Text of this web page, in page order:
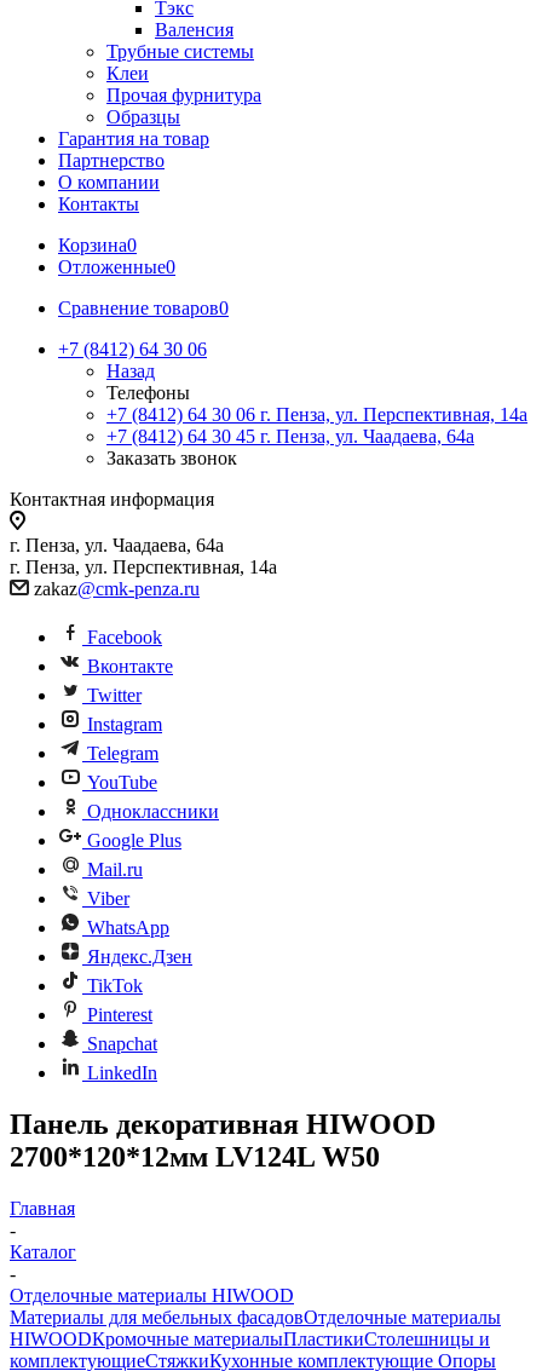
Тэкс
Валенсия
Трубные системы
Клеи
Прочая фурнитура
Образцы
Гарантия на товар
Партнерство
О компании
Контакты
Корзина0
Отложенные0
Сравнение товаров0
+7 (8412) 64 30 06
Назад
Телефоны
+7 (8412) 64 30 06 г. Пенза, ул. Перспективная, 14а
+7 (8412) 64 30 45 г. Пенза, ул. Чаадаева, 64а
Заказать звонок
Контактная информация
г. Пенза, ул. Чаадаева, 64а
г. Пенза, ул. Перспективная, 14а
zakaz@cmk-penza.ru
Facebook
Вконтакте
Twitter
Instagram
Telegram
YouTube
Одноклассники
Google Plus
Mail.ru
Viber
WhatsApp
Яндекс.Дзен
TikTok
Pinterest
Snapchat
LinkedIn
Панель декоративная HIWOOD
2700*120*12мм LV124L W50
Главная
-
Каталог
-
Отделочные материалы HIWOOD
Материалы для мебельных фасадовОтделочные материалы
HIWOODКромочные материалыПластикиСтолешницы и
комплектующиеСтяжкиКухонные комплектующие Опоры